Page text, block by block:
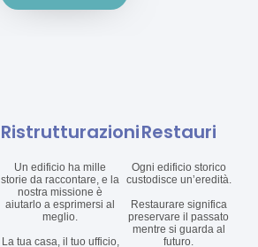
Ristrutturazioni
Un edificio ha mille
storie da raccontare, e la
nostra missione è
aiutarlo a esprimersi al
meglio.
La tua casa, il tuo ufficio,
Restauri
Ogni edificio storico
custodisce un’eredità.
Restaurare significa
preservare il passato
mentre si guarda al
futuro.